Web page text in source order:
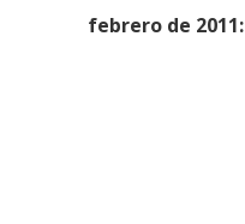
febrero de 2011: